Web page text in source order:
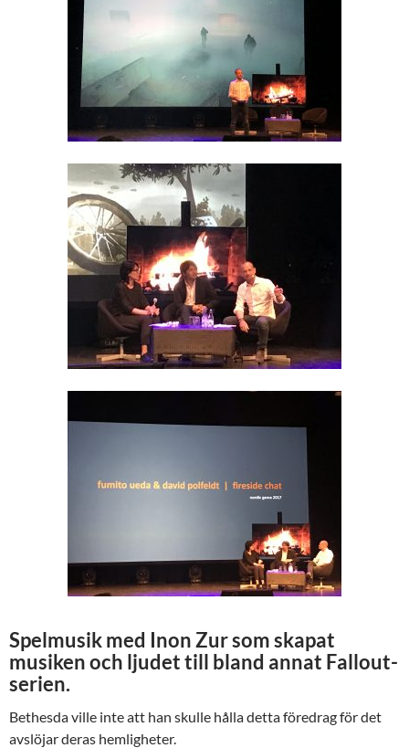
Spelmusik med Inon Zur som skapat
musiken och ljudet till bland annat Fallout-
serien.
Bethesda ville inte att han skulle hålla detta föredrag för det
avslöjar deras hemligheter.